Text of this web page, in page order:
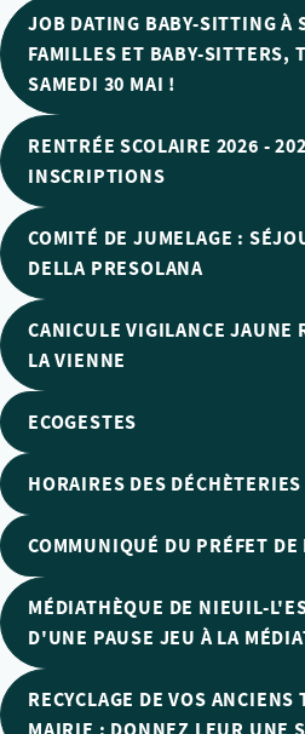
JOB DATING BABY-SITTING À
FAMILLES ET BABY-SITTERS,
SAMEDI 30 MAI !
RENTRÉE SCOLAIRE 2026 -
INSCRIPTIONS
COMITÉ DE JUMELAGE :
DELLA PRESOLANA
CANICULE VIGILANCE JAUNE
LA VIENNE
ECOGESTES
HORAIRES DES DÉCHÈTERIES
COMMUNIQUÉ DU PRÉFET DE
MÉDIATHÈQUE DE NIEUIL-
D'UNE PAUSE JEU À LA
RECYCLAGE DE VOS